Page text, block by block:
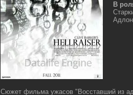
В
Сюжет фильма ужасов "Восставший из